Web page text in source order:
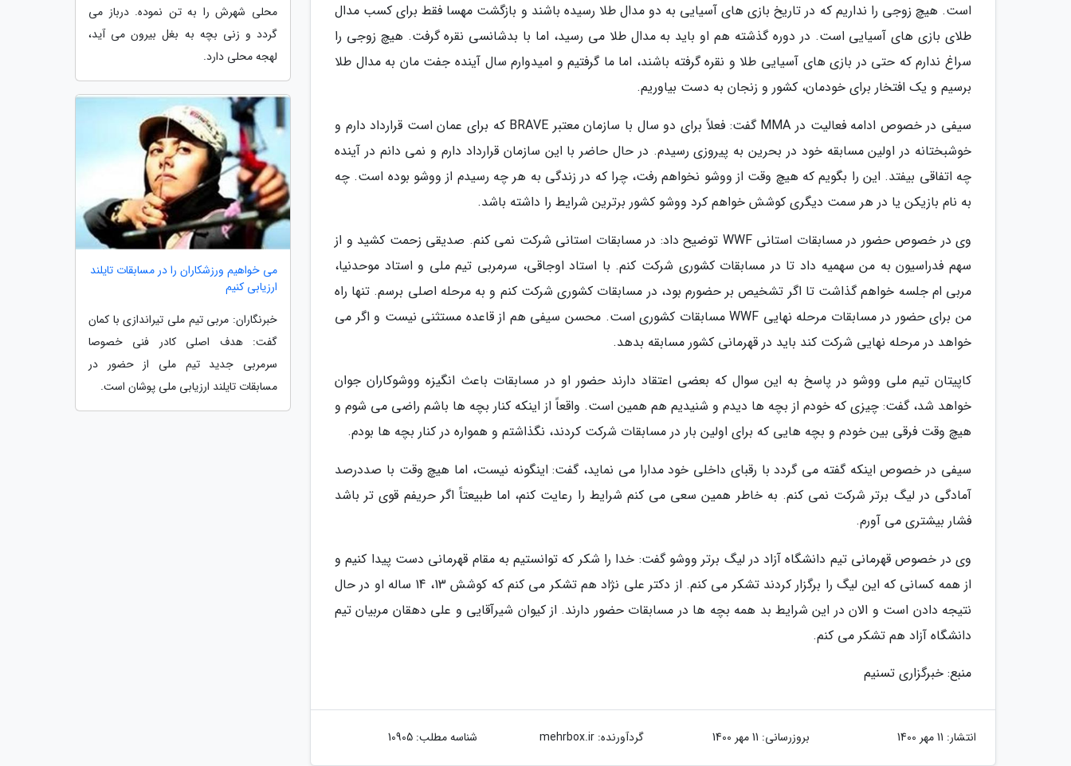
است. هیچ زوجی را نداریم که در تاریخ بازی های آسیایی به دو مدال طلا رسیده باشند و بازگشت مهسا فقط برای کسب مدال
طلای بازی های آسیایی است. در دوره گذشته هم او باید به مدال طلا می رسید، اما با بدشانسی نقره گرفت. هیچ زوجی را
سراغ ندارم که حتی در بازی های آسیایی طلا و نقره گرفته باشند، اما ما گرفتیم و امیدوارم سال آینده جفت مان به مدال طلا
برسیم و یک افتخار برای خودمان، کشور و زنجان به دست بیاوریم.
سیفی در خصوص ادامه فعالیت در MMA گفت: فعلاً برای دو سال با سازمان معتبر BRAVE که برای عمان است قرارداد دارم و
خوشبختانه در اولین مسابقه خود در بحرین به پیروزی رسیدم. در حال حاضر با این سازمان قرارداد دارم و نمی دانم در آینده
چه اتفاقی بیفتد. این را بگویم که هیچ وقت از ووشو نخواهم رفت، چرا که در زندگی به هر چه رسیدم از ووشو بوده است. چه
به نام بازیکن یا در هر سمت دیگری کوشش خواهم کرد ووشو کشور برترین شرایط را داشته باشد.
وی در خصوص حضور در مسابقات استانی WWF توضیح داد: در مسابقات استانی شرکت نمی کنم. صدیقی زحمت کشید و از
سهم فدراسیون به من سهمیه داد تا در مسابقات کشوری شرکت کنم. با استاد اوجاقی، سرمربی تیم ملی و استاد موحدنیا،
مربی ام جلسه خواهم گذاشت تا اگر تشخیص بر حضورم بود، در مسابقات کشوری شرکت کنم و به مرحله اصلی برسم. تنها راه
من برای حضور در مسابقات مرحله نهایی WWF مسابقات کشوری است. محسن سیفی هم از قاعده مستثنی نیست و اگر می
خواهد در مرحله نهایی شرکت کند باید در قهرمانی کشور مسابقه بدهد.
کاپیتان تیم ملی ووشو در پاسخ به این سوال که بعضی اعتقاد دارند حضور او در مسابقات باعث انگیزه ووشوکاران جوان
خواهد شد، گفت: چیزی که خودم از بچه ها دیدم و شنیدیم هم همین است. واقعاً از اینکه کنار بچه ها باشم راضی می شوم و
هیچ وقت فرقی بین خودم و بچه هایی که برای اولین بار در مسابقات شرکت کردند، نگذاشتم و همواره در کنار بچه ها بودم.
سیفی در خصوص اینکه گفته می گردد با رقبای داخلی خود مدارا می نماید، گفت: اینگونه نیست، اما هیچ وقت با صددرصد
آمادگی در لیگ برتر شرکت نمی کنم. به خاطر همین سعی می کنم شرایط را رعایت کنم، اما طبیعتاً اگر حریفم قوی تر باشد
فشار بیشتری می آورم.
وی در خصوص قهرمانی تیم دانشگاه آزاد در لیگ برتر ووشو گفت: خدا را شکر که توانستیم به مقام قهرمانی دست پیدا کنیم و
از همه کسانی که این لیگ را برگزار کردند تشکر می کنم. از دکتر علی نژاد هم تشکر می کنم که کوشش 13، 14 ساله او در حال
نتیجه دادن است و الان در این شرایط بد همه بچه ها در مسابقات حضور دارند. از کیوان شیرآقایی و علی دهقان مربیان تیم
دانشگاه آزاد هم تشکر می کنم.
منبع: خبرگزاری تسنیم
انتشار: 11 مهر 1400 بروزرسانی: 11 مهر 1400 گردآورنده:mehrbox.ir شناسه مطلب: 10905
محلی شهرش را به تن نموده. درباز می
گردد و زنی بچه به بغل بیرون می آید،
لهجه محلی دارد.
می خواهیم ورزشکاران را در مسابقات تایلند
ارزیابی کنیم
خبرنگاران: مربی تیم ملی تیراندازی با کمان
گفت: هدف اصلی کادر فنی خصوصا
سرمربی جدید تیم ملی از حضور در
مسابقات تایلند ارزیابی ملی پوشان است.